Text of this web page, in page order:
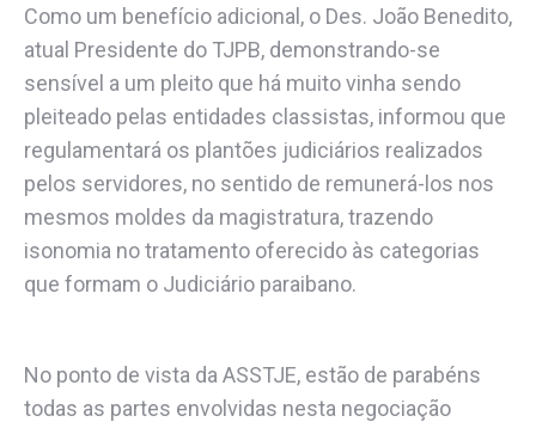
Como um benefício adicional, o Des. João Benedito,
atual Presidente do TJPB, demonstrando-se
sensível a um pleito que há muito vinha sendo
pleiteado pelas entidades classistas, informou que
regulamentará os plantões judiciários realizados
pelos servidores, no sentido de remunerá-los nos
mesmos moldes da magistratura, trazendo
isonomia no tratamento oferecido às categorias
que formam o Judiciário paraibano.
No ponto de vista da ASSTJE, estão de parabéns
todas as partes envolvidas nesta negociação